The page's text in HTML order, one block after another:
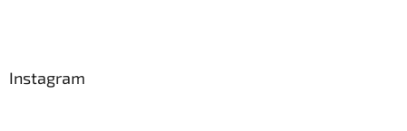
Instagram